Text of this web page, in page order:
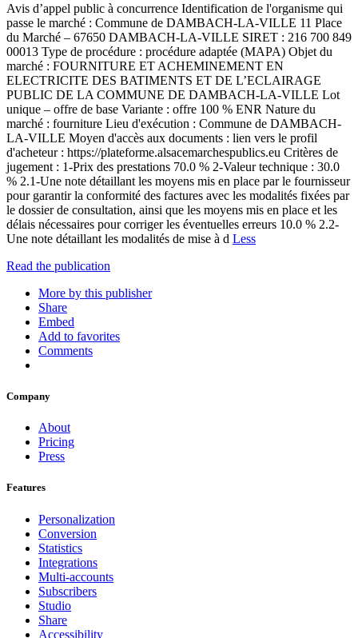
Avis d’appel public à concurrence Identification de l'organisme qui
passe le marché : Commune de DAMBACH-LA-VILLE 11 Place
du Marché – 67650 DAMBACH-LA-VILLE SIRET : 216 700 849
00013 Type de procédure : procédure adaptée (MAPA) Objet du
marché : FOURNITURE ET ACHEMINEMENT EN
ELECTRICITE DES BATIMENTS ET DE L’ECLAIRAGE
PUBLIC DE LA COMMUNE DE DAMBACH-LA-VILLE Lot
unique – offre de base Variante : offre 100 % ENR Nature du
marché : fourniture Lieu d'exécution : Commune de DAMBACH-
LA-VILLE Moyen d'accès aux documents : lien vers le profil
d'acheteur : https://plateforme.alsacemarchespublics.eu Critères de
jugement : 1-Prix des prestations 70.0 % 2-Valeur technique : 30.0
% 2.1-Une note détaillant les moyens mis en place par le fournisseur
pour garantir la conformité des factures avec les modalités fixées par
le dossier de consultation, ainsi que les moyens mis en place et les
délais nécessaires pour corriger les éventuelles erreurs 10.0 % 2.2-
Une note détaillant les modalités de mise à d Less
Read the publication
More by this publisher
Share
Embed
Add to favorites
Comments
Company
About
Pricing
Press
Features
Personalization
Conversion
Statistics
Integrations
Multi-accounts
Subscribers
Studio
Share
Accessibility